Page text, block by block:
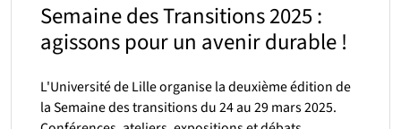
Semaine des Transitions 2025 :
agissons pour un avenir durable !
L'Université de Lille organise la deuxième édition de
la Semaine des transitions du 24 au 29 mars 2025.